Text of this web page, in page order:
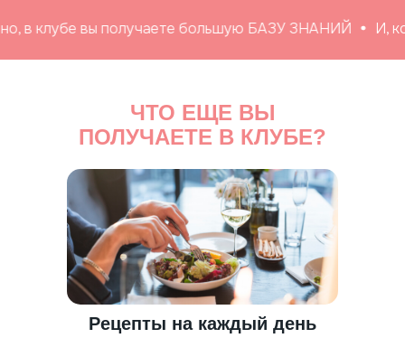
вы получаете большую БАЗУ ЗНАНИЙ И,
Рецепты на каждый день
ЧТО ЕЩЕ ВЫ
ПОЛУЧАЕТЕ В КЛУБЕ?